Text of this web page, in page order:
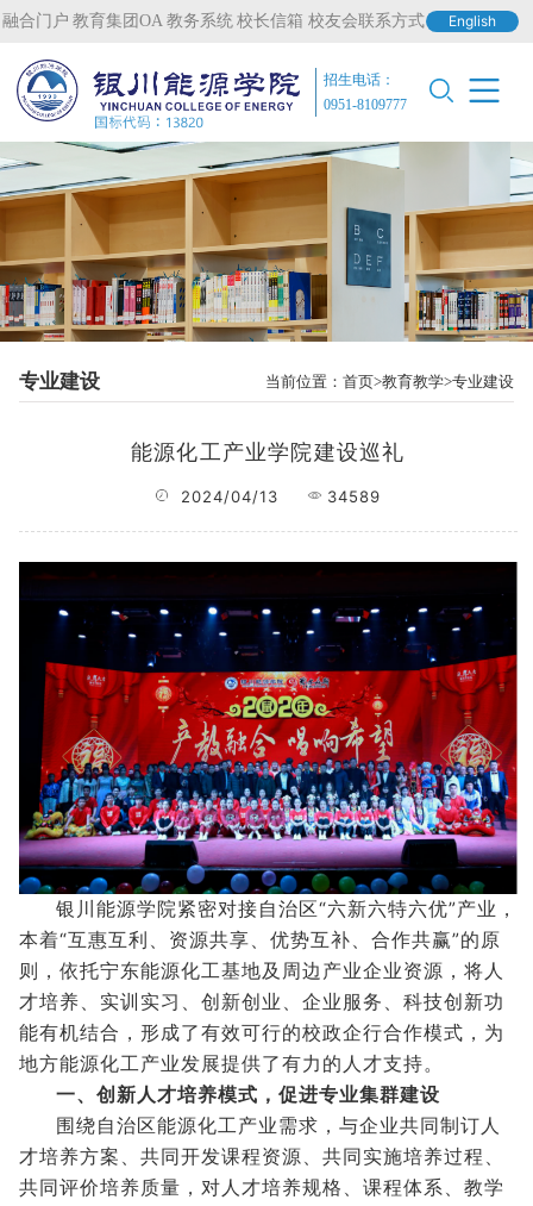
融合门户 教育集团OA 教务系统 校长信箱 校友会联系方式 English
招生电话：
0951-8109777
专业建设 当前位置：首页 教育教学 专业建设
能源化工产业学院建设巡礼
2024/04/13 34589
银川能源学院紧密对接自治区“六新六特六优”产业，
本着“互惠互利、资源共享、优势互补、合作共赢”的原
则，依托宁东能源化工基地及周边产业企业资源，将人
才培养、实训实习、创新创业、企业服务、科技创新功
能有机结合，形成了有效可行的校政企行合作模式，为
地方能源化工产业发展提供了有力的人才支持。
一、创新人才培养模式，促进专业集群建设
围绕自治区能源化工产业需求，与企业共同制订人
才培养方案、共同开发课程资源、共同实施培养过程、
共同评价培养质量，对人才培养规格、课程体系、教学